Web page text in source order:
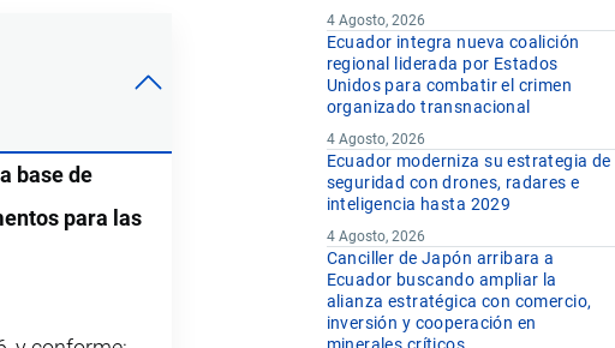
base de
para las
4 Agosto, 2026
Ecuador integra nueva coalición
regional liderada por Estados
Unidos para combatir el crimen
organizado transnacional
4 Agosto, 2026
Ecuador moderniza su estrategia de
seguridad con drones, radares e
inteligencia hasta 2029
4 Agosto, 2026
Canciller de Japón arribara a
Ecuador buscando ampliar la
alianza estratégica con comercio,
inversión y cooperación en